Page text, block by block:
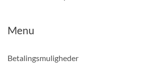
Menu
Betalingsmuligheder